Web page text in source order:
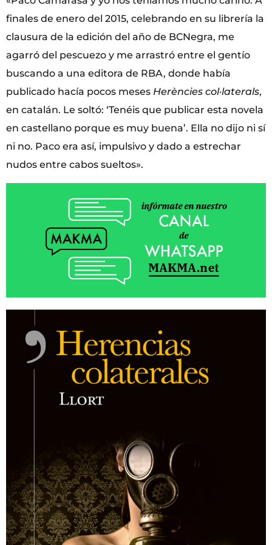
finales de enero del 2015, celebrando en su librería la
clausura de la edición del año de BCNegra, me
agarró del pescuezo y me arrastró entre el gentío
buscando a una editora de RBA, donde había
publicado hacía pocos meses Herències col·laterals,
en catalán. Le soltó: ‘Tenéis que publicar esta novela
en castellano porque es muy buena’. Ella no dijo ni sí
ni no. Paco era así, impulsivo y dado a estrechar
nudos entre cabos sueltos».